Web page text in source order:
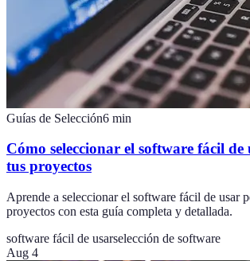
Guías de Selección6 min
Cómo seleccionar el software fácil
tus proyectos
Aprende a seleccionar el software fácil de usar
proyectos con esta guía completa y detallada.
software fácil de usarselección de software
Aug 4